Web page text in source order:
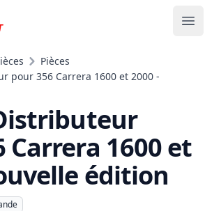
Pièces
pour 356 Carrera 1600 et 2000 -
Carrera 1600 et
édition